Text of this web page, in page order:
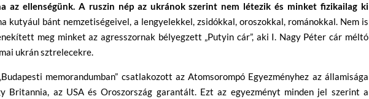
az ellenségünk. A ruszin nép az ukránok szerint nem létezik és minket fizikailag ki
kutyául bánt nemzetiségeivel, a lengyelekkel, zsidókkal, oroszokkal, románokkal. Nem is
meg minket az agresszornak bélyegzett „Putyin cár”, aki I. Nagy Péter cár méltó
ukrán sztrelecekre.
memorandumban” csatlakozott az Atomsorompó Egyezményhez az államisága
Britannia, az USA és Oroszország garantált. Ezt az egyezményt minden jel szerint a